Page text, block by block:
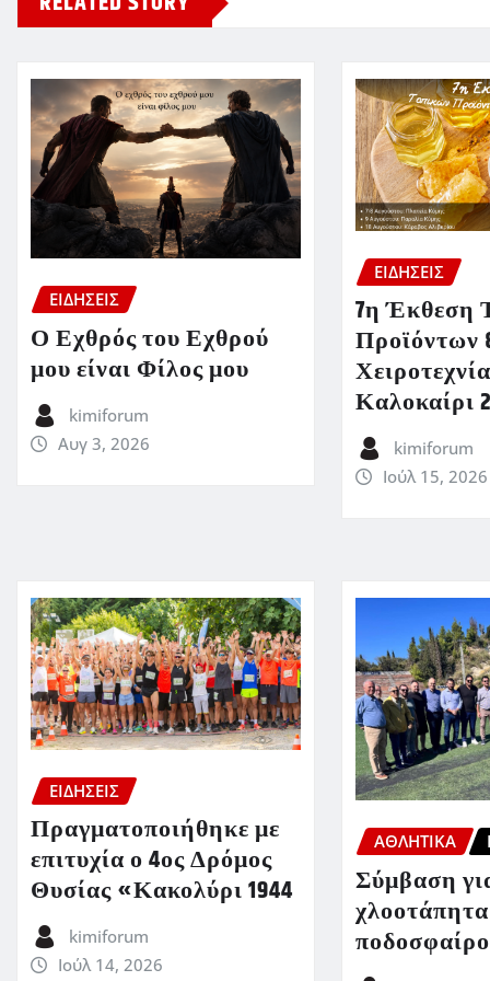
ΕΙΔΗΣΕΙΣ
Ο Εχθρός του Εχθρού
μου είναι Φίλος μου
kimiforum
Αυγ 3, 2026
ΕΙΔΗΣΕΙΣ
7η Έκθεση
Προϊόντων
Καλοκαίρι
kimiforum
Ιούλ 15, 2026
ΕΙΔΗΣΕΙΣ
Πραγματοποιήθηκε με
επιτυχία ο 4ος Δρόμος
Θυσίας «Κακολύρι 1944
kimiforum
Ιούλ 14, 2026
ΑΘΛΗΤΙΚΑ
Σύμβαση